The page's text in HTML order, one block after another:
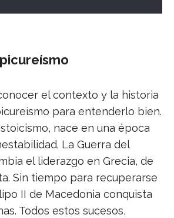
el contexto y la historia
para entenderlo bien.
nace en una época
La Guerra del
el liderazgo en Grecia, de
Sin tiempo para recuperarse
II de Macedonia conquista
Todos estos sucesos,